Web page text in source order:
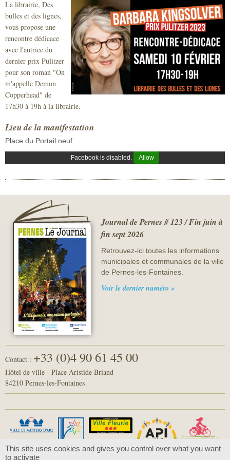
Sécurité civile
Sécurité publique
La librairie, Des
bulles et des lignes,
vous propose une
rencontre dédicace
avec l'autrice du
dernier prix Pulitzer
pour son roman "On
m'appelle Demon
Copperhead" de
17h30 à 19h à la librairie.
Lieu de la manifestation
Place du Portail neuf
Facebook is disabled. Allow
Journal de Pernes # 123 / Fin juin à
fin sept 2026
Retrouvez-ici toutes les informations
municipales et communales de la ville
de Pernes-les-Fontaines.
Voir le dernier numéro »
Contact : +33 (0)4 90 61 45 00
Hôtel de ville - Place Aristide Briand
84210 Pernes-les-Fontaines
This site uses cookies and gives you control over what you want
to activate